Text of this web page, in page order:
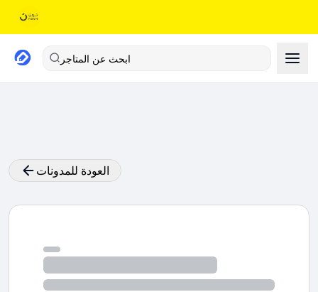
ابحث عن المتاجر
العودة للمدونات